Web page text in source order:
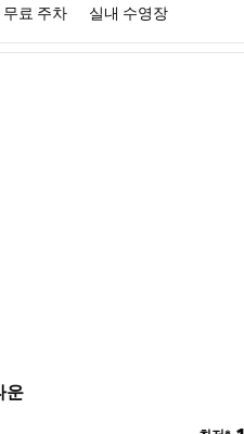
무료 주차 실내 수영장
운